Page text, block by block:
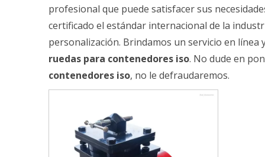
profesional que puede satisfacer sus
certificado el estándar internacional de la
personalización. Brindamos un servicio en
ruedas para contenedores iso. No dude en
contenedores iso, no le defraudaremos.